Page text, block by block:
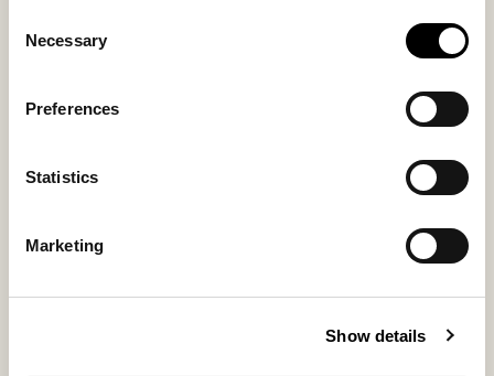
Selection
Necessary
Preferences
Statistics
Marketing
Show details
Saatat pitää myös näistä